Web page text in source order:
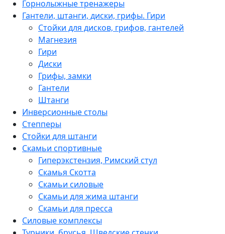
Горнолыжные тренажеры
Гантели, штанги, диски, грифы. Гири
Стойки для дисков, грифов, гантелей
Магнезия
Гири
Диски
Грифы, замки
Гантели
Штанги
Инверсионные столы
Степперы
Стойки для штанги
Скамьи спортивные
Гиперэкстензия, Римский стул
Скамья Скотта
Скамьи силовые
Скамьи для жима штанги
Скамьи для пресса
Силовые комплексы